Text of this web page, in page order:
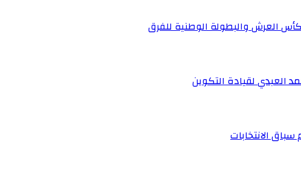
العرش والبطولة الوطنية للفرق
العبدي لقيادة التكوين
الانتخابات